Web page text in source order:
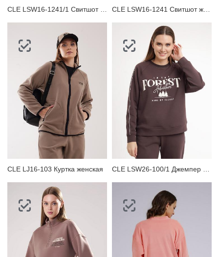
CLE LSW16-1241/1 Свитшот женский CLE LSW16-1241 Свитшот женский
CLE LJ16-103 Куртка женская